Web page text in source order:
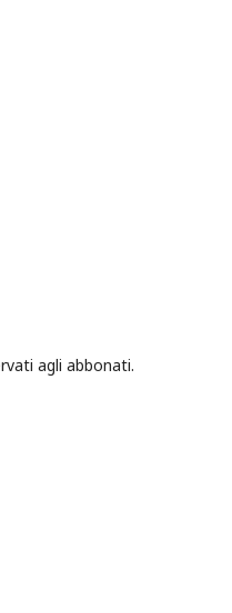
agli abbonati.